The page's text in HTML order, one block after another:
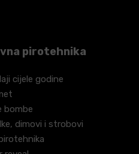
pirotehnika
cijele godine
bombe
dimovi i strobovi